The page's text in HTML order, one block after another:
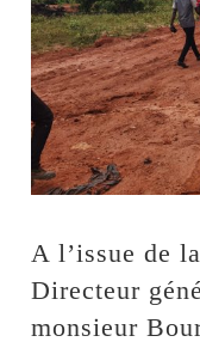
A l’issue de
Directeur
monsieur